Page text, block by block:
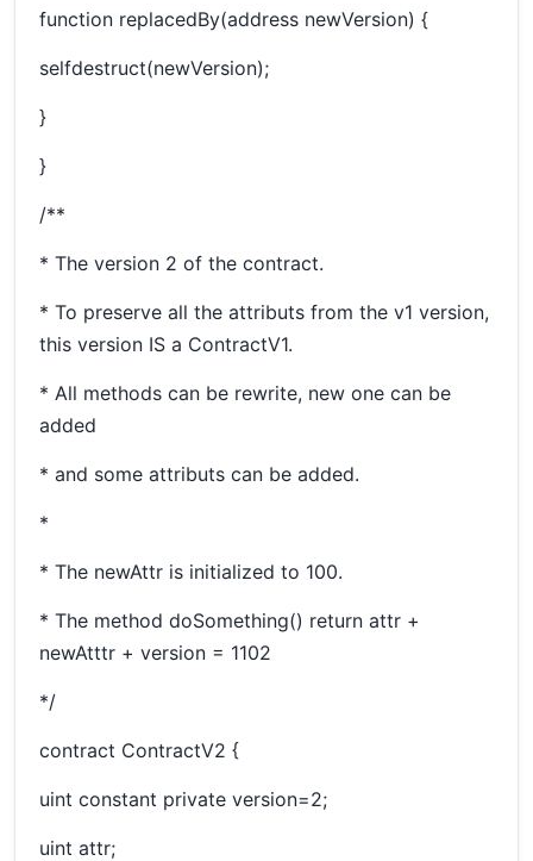
function replacedBy(address newVersion) {
selfdestruct(newVersion);
}
}
/**
* The version 2 of the contract.
* To preserve all the attributs from the v1 version,
this version IS a ContractV1.
* All methods can be rewrite, new one can be
added
* and some attributs can be added.
*
* The newAttr is initialized to 100.
* The method doSomething() return attr +
newAtttr + version = 1102
*/
contract ContractV2 {
uint constant private version=2;
uint attr;